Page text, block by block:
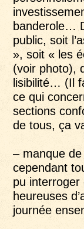
banderole…
public, soit
», soit « les
(voir photo),
lisibilité… (Il
ce qui
sections
de tous, ça
– manque de
cependant
pu interroger
heureuses
journée